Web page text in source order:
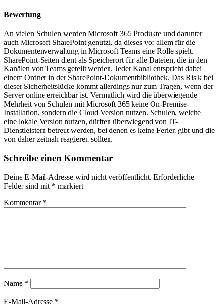
Bewertung
An vielen Schulen werden Microsoft 365 Produkte und darunter
auch Microsoft SharePoint genutzt, da dieses vor allem für die
Dokumentenverwaltung in Microsoft Teams eine Rolle spielt.
SharePoint-Seiten dient als Speicherort für alle Dateien, die in den
Kanälen von Teams geteilt werden. Jeder Kanal entspricht dabei
einem Ordner in der SharePoint-Dokumentbibliothek. Das Risik bei
dieser Sicherheitslücke kommt allerdings nur zum Tragen, wenn der
Server online erreichbar ist. Vermutlich wird die überwiegende
Mehrheit von Schulen mit Microsoft 365 keine On-Premise-
Installation, sondern die Cloud Version nutzen. Schulen, welche
eine lokale Version nutzen, dürften überwiegend von IT-
Dienstleistern betreut werden, bei denen es keine Ferien gibt und die
von daher zeitnah reagieren sollten.
Schreibe einen Kommentar
Deine E-Mail-Adresse wird nicht veröffentlicht. Erforderliche
Felder sind mit * markiert
Kommentar *
Name *
E-Mail-Adresse *